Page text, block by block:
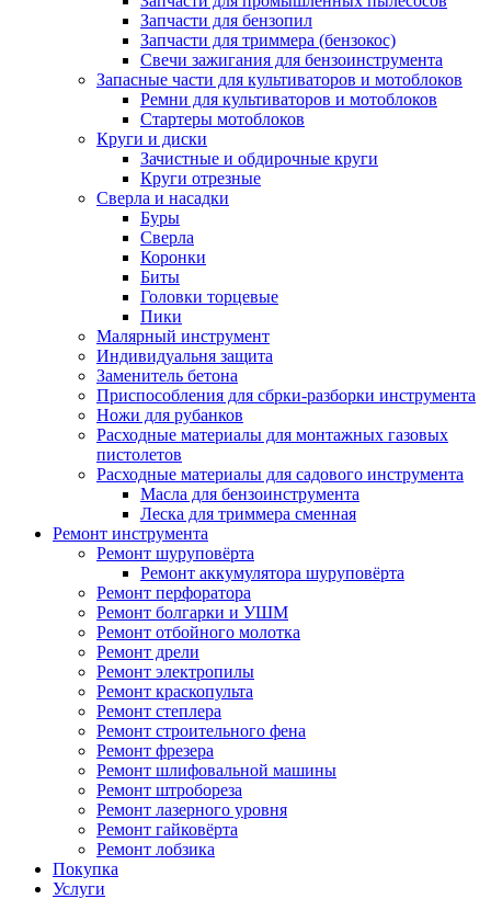
Запчасти для бензопил
Запчасти для триммера (бензокос)
Свечи зажигания для бензоинструмента
Запасные части для культиваторов и мотоблоков
Ремни для культиваторов и мотоблоков
Стартеры мотоблоков
Круги и диски
Зачистные и обдирочные круги
Круги отрезные
Сверла и насадки
Буры
Сверла
Коронки
Биты
Головки торцевые
Пики
Малярный инструмент
Индивидуальня защита
Заменитель бетона
Приспособления для сбрки-разборки инструмента
Ножи для рубанков
Расходные материалы для монтажных газовых
пистолетов
Расходные материалы для садового инструмента
Масла для бензоинструмента
Леска для триммера сменная
Ремонт инструмента
Ремонт шуруповёрта
Ремонт аккумулятора шуруповёрта
Ремонт перфоратора
Ремонт болгарки и УШМ
Ремонт отбойного молотка
Ремонт дрели
Ремонт электропилы
Ремонт краскопульта
Ремонт степлера
Ремонт строительного фена
Ремонт фрезера
Ремонт шлифовальной машины
Ремонт штробореза
Ремонт лазерного уровня
Ремонт гайковёрта
Ремонт лобзика
Покупка
Услуги